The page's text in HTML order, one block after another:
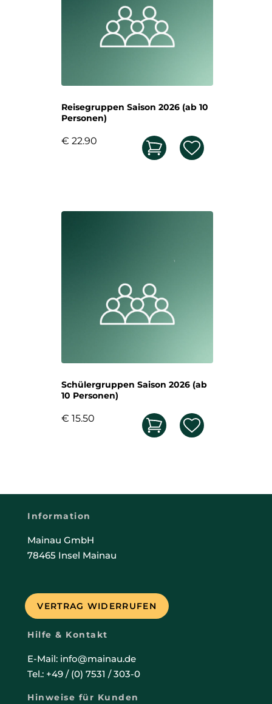
Reisegruppen Saison 2026 (ab 10
Personen)
€ 22.90
Schülergruppen Saison 2026 (ab
10 Personen)
€ 15.50
Information
Mainau GmbH
78465 Insel Mainau
VERTRAG WIDERRUFEN
Hilfe & Kontakt
E-Mail: info@mainau.de
Tel.: +49 / (0) 7531 / 303-0
Hinweise für Kunden